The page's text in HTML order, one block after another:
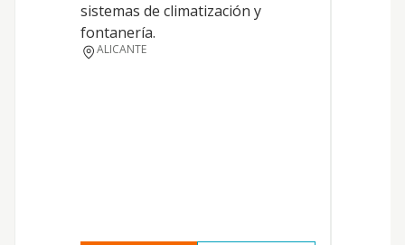
sistemas de climatización y
fontanería.
ALICANTE